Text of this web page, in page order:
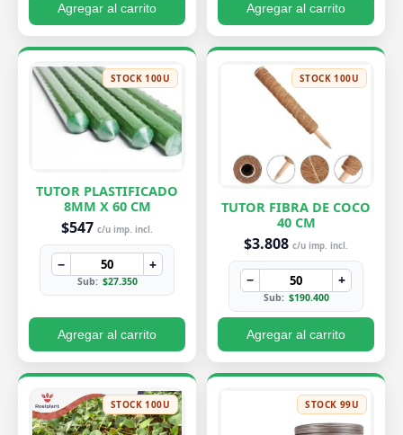
Agregar al carrito Agregar al carrito
STOCK 100U
TUTOR PLASTIFICADO
8MM X 60 CM
$547 c/u imp. incl.
− +
Sub: $27.350
Agregar al carrito
STOCK 100U
TUTOR FIBRA DE COCO
40 CM
$3.808 c/u imp. incl.
− +
Sub: $190.400
Agregar al carrito
STOCK 100U STOCK 99U